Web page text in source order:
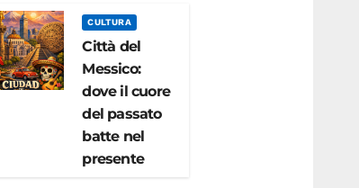
CULTURA
Città del
Messico:
dove il cuore
del passato
batte nel
presente